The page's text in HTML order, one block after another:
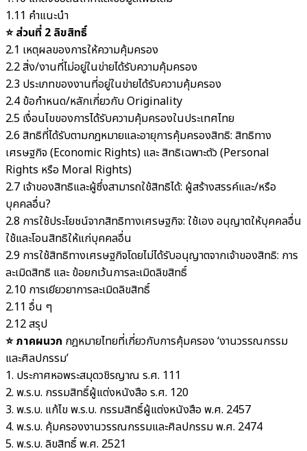
1.11 คำแนะนำ
⭐️ ส่วนที่ 2 ลิขสิทธิ์
2.1 เหตุผลของการให้ความคุ้มครอง
2.2 สิ่ง/งานที่ไม่อยู่ในข่ายได้รับความคุ้มครอง
2.3 ประเภทของงานที่อยู่ในข่ายได้รับความคุ้มครอง
2.4 ข้อกำหนด/หลักเกี่ยวกับ Originality
2.5 เงื่อนไขของการได้รับความคุ้มครองในประเทศไทย
2.6 สิทธิที่ได้รับตามกฎหมายและอายุการคุ้มครองสิทธิ: สิทธิทาง
เศรษฐกิจ (Economic Rights) และ สิทธิเฉพาะตัว (Personal
Rights หรือ Moral Rights)
2.7 เจ้าของสิทธิและผู้ซึ่งสามารถใช้สิทธิได้: ผู้สร้างสรรค์และ/หรือ
บุคคลอื่น?
2.8 การใช้ประโยชน์จากสิทธิทางเศรษฐกิจ: ใช้เอง อนุญาตให้บุคคลอื่น
ใช้และโอนสิทธิให้แก่บุคคลอื่น
2.9 การใช้สิทธิทางเศรษฐกิจโดยไม่ได้รับอนุญาตจากเจ้าของสิทธิ: การ
ละเมิดสิทธิ และ ข้อยกเว้นการละเมิดลิขสิทธิ์
2.10 การเยียวยาการละเมิดลิขสิทธิ์
2.11 อื่น ๆ
2.12 สรุป
⭐️ ภาคผนวก กฎหมายไทยที่เกี่ยวกับการคุ้มครอง ‘งานวรรณกรรม
และศิลปกรรม’
1. ประกาศหอพระสมุดวชิรญาณ ร.ศ. 111
2. พ.ร.บ. กรรมสิทธิ์ผู้แต่งหนังสือ ร.ศ. 120
3. พ.ร.บ. แก้ไข พ.ร.บ. กรรมสิทธิ์ผู้แต่งหนังสือ พ.ศ. 2457
4. พ.ร.บ. คุ้มครองงานวรรณกรรมและศิลปกรรม พ.ศ. 2474
5. พ.ร.บ. ลิขสิทธิ์ พ.ศ. 2521